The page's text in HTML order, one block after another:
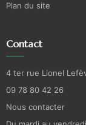
Plan du site
Contact
4 ter rue Lionel
09 78 80 42 26
Nous contacter